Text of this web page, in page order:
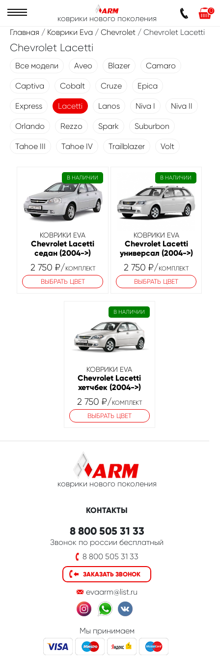
коврики нового поколения
0
Главная / Коврики Eva / Chevrolet / Chevrolet Lacetti
Chevrolet Lacetti
Все модели Aveo Blazer Camaro
Captiva Cobalt Cruze Epica
Express Lacetti Lanos Niva I Niva II
Orlando Rezzo Spark Suburbon
Tahoe III Tahoe IV Trailblazer Volt
В НАЛИЧИИ
КОВРИКИ EVA
Chevrolet Lacetti
седан (2004->)
2 750 ₽/КОМПЛЕКТ
ВЫБРАТЬ ЦВЕТ
В НАЛИЧИИ
КОВРИКИ EVA
Chevrolet Lacetti
универсал (2004->)
2 750₽/КОМПЛЕКТ
ВЫБРАТЬ ЦВЕТ
В НАЛИЧИИ
КОВРИКИ EVA
Chevrolet Lacetti
хетчбек (2004->)
2 750 ₽/КОМПЛЕКТ
ВЫБРАТЬ ЦВЕТ
коврики нового поколения
КОНТАКТЫ
8 800 505 31 33
Звонок по россии бесплатный
8 800 505 31 33
ЗАКАЗАТЬ ЗВОНОК
evaarm@list.ru
Мы принимаем